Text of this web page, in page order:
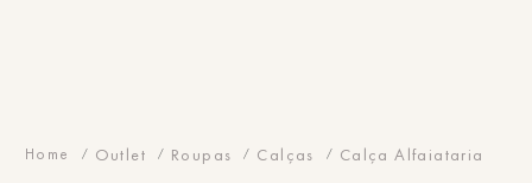
Outlet Roupas Calças Calça Alfaiataria